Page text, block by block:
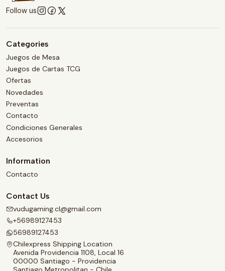
Follow us
Categories
Juegos de Mesa
Juegos de Cartas TCG
Ofertas
Novedades
Preventas
Contacto
Condiciones Generales
Accesorios
Information
Contacto
Contact Us
vudugaming.cl@gmail.com
+56989127453
56989127453
Chilexpress Shipping Location
Avenida Providencia 1108, Local 16
00000 Santiago - Providencia